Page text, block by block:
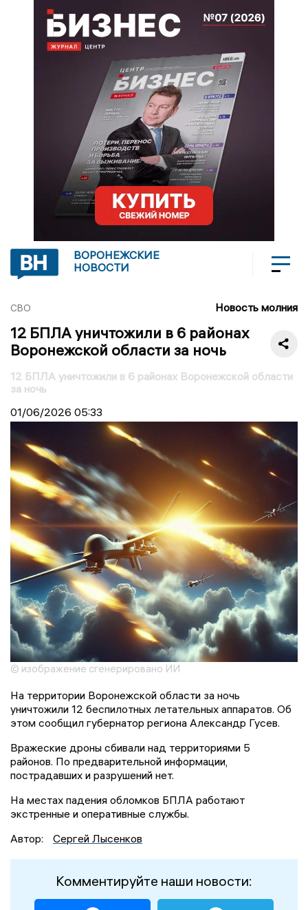
ВОРОНЕЖСКИЕ
НОВОСТИ
СВО Новость молния
12 БПЛА уничтожили в 6 районах
Воронежской области за ночь
12 БПЛА уничтожили в 6 районах Воронежской области
за ночь
01/06/2026 05:33
© изображение сгенерировано ИИ
На территории Воронежской области за ночь
уничтожили 12 беспилотных летательных аппаратов. Об
этом сообщил губернатор региона Александр Гусев.
Вражеские дроны сбивали над территориями 5
районов. По предварительной информации,
пострадавших и разрушений нет.
На местах падения обломков БПЛА работают
экстренные и оперативные службы.
Автор:
Сергей Лысенков
Комментируйте наши новости: